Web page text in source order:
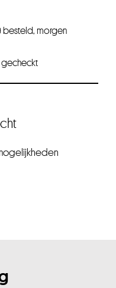
besteld, morgen
gecheckt